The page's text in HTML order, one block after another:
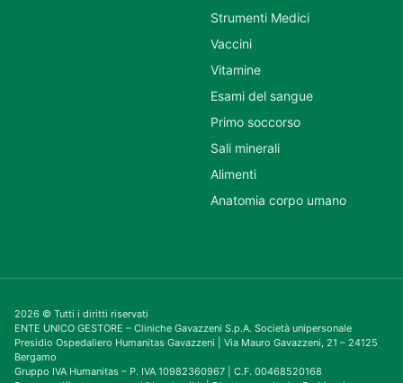
Strumenti Medici
Vaccini
Vitamine
Esami del sangue
Primo soccorso
Sali minerali
Alimenti
Anatomia corpo umano
2026 © Tutti i diritti riservati
ENTE UNICO GESTORE – Cliniche Gavazzeni S.p.A. Società unipersonale
Presidio Ospedaliero Humanitas Gavazzeni | Via Mauro Gavazzeni, 21 – 24125
Bergamo
Gruppo IVA Humanitas – P. IVA 10982360967 | C.F. 00468520168